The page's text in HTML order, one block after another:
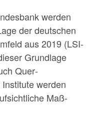
werden
der deutschen
aus 2019 (LSI-
Grundlage
Quer­
werden
Maß­